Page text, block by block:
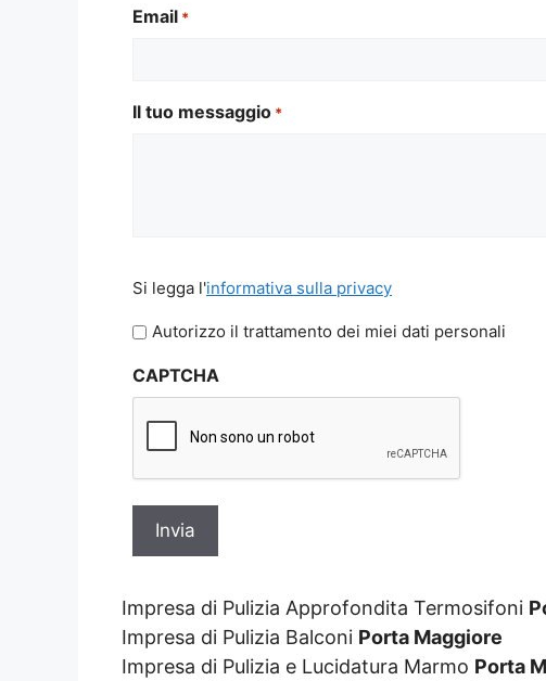
Email *
Il tuo messaggio *
legga
l'informativa
privacy
Si legga l'informativa sulla privacy
Autorizzo il trattamento dei miei dati personali
CAPTCHA
Impresa di Pulizia Approfondita Termosifoni
Impresa di Pulizia Balconi Porta Maggiore
Impresa di Pulizia e Lucidatura Marmo Porta